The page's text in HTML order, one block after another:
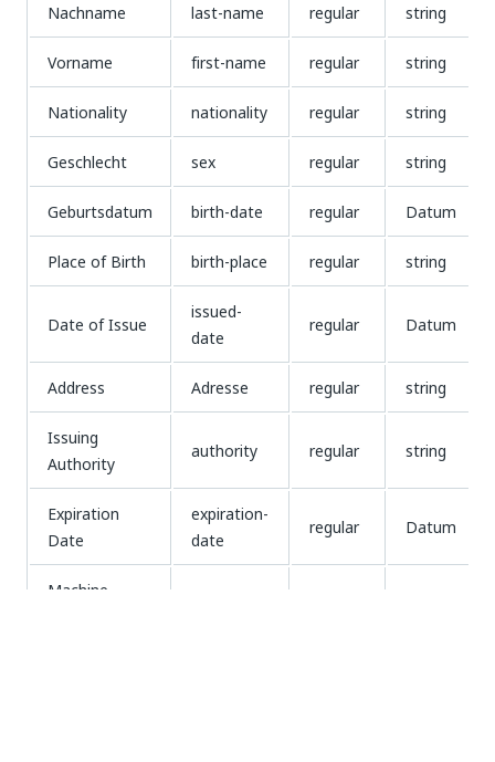
Nachname last-name regular string
Vorname first-name regular string
Nationality nationality regular string
Geschlecht sex regular string
Geburtsdatum birth-date regular Datum
Place of Birth birth-place regular string
Date of Issue
issued-
date
regular Datum
Address Adresse regular string
Issuing
Authority
authority regular string
Expiration
Date
expiration-
date
regular Datum
Machine